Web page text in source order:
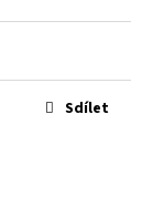
Sdílet